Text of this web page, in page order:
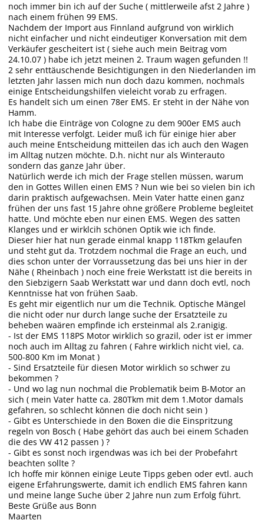
noch immer bin ich auf der Suche ( mittlerweile afst 2 Jahre )
nach einem frühen 99 EMS.
Nachdem der Import aus Finnland aufgrund von wirklich
nicht einfacher und nicht eindeutiger Konversation mit dem
Verkäufer gescheitert ist ( siehe auch mein Beitrag vom
24.10.07 ) habe ich jetzt meinen 2. Traum wagen gefunden !!
2 sehr enttäuschende Besichtigungen in den Niederlanden im
letzten Jahr lassen mich nun doch dazu kommen, nochmals
einige Entscheidungshilfen vieleicht vorab zu erfragen.
Es handelt sich um einen 78er EMS. Er steht in der Nähe von
Hamm.
Ich habe die Einträge von Cologne zu dem 900er EMS auch
mit Interesse verfolgt. Leider muß ich für einige hier aber
auch meine Entscheidung mitteilen das ich auch den Wagen
im Alltag nutzen möchte. D.h. nicht nur als Winterauto
sondern das ganze Jahr über.
Natürlich werde ich mich der Frage stellen müssen, warum
den in Gottes Willen einen EMS ? Nun wie bei so vielen bin ich
darin praktisch aufgewachsen. Mein Vater hatte einen ganz
frühen der uns fast 15 Jahre ohne größere Probleme begleitet
hatte. Und möchte eben nur einen EMS. Wegen des satten
Klanges und er wirklcih schönen Optik wie ich finde.
Dieser hier hat nun gerade einmal knapp 118Tkm gelaufen
und steht gut da. Trotzdem nochmal die Frage an euch, und
dies schon unter der Vorraussetzung das bei uns hier in der
Nähe ( Rheinbach ) noch eine freie Werkstatt ist die bereits in
den Siebzigern Saab Werkstatt war und dann doch evtl, noch
Kenntnisse hat von frühen Saab.
Es geht mir eigentlich nur um die Technik. Optische Mängel
die nicht oder nur durch lange suche der Ersatzteile zu
beheben waären empfinde ich ersteinmal als 2.ranigig.
- Ist der EMS 118PS Motor wirklich so grazil, oder ist er immer
noch auch im Alltag zu fahren ( Fahre wirklich nicht viel, ca.
500-800 Km im Monat )
- Sind Ersatzteile für diesen Motor wirklich so schwer zu
bekommen ?
- Und wo lag nun nochmal die Problematik beim B-Motor an
sich ( mein Vater hatte ca. 280Tkm mit dem 1.Motor damals
gefahren, so schlecht können die doch nicht sein )
- Gibt es Unterschiede in den Boxen die die Einspritzung
regeln von Bosch ( Habe gehört das auch bei einem Schaden
die des VW 412 passen ) ?
- Gibt es sonst noch irgendwas was ich bei der Probefahrt
beachten sollte ?
Ich hoffe mir können einige Leute Tipps geben oder evtl. auch
eigene Erfahrungswerte, damit ich endlich EMS fahren kann
und meine lange Suche über 2 Jahre nun zum Erfolg führt.
Beste Grüße aus Bonn
Maarten